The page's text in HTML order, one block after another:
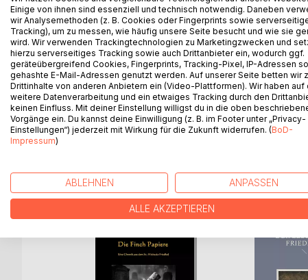
BESCHREIBUNG
Feng Shui ist eine uralte Chinesische Tradition
sanft und gleichmäßig fliesen kann und Ihnen
kleinen Änderungen in Ihrem Umfeld werden Sie
auch für Anfänger leicht verständliche Tipps, wie
AUTOR/IN
WEITERE TITEL BEIBoD
Einige von ihnen sind essenziell und technisch notwendig. Daneben
wir Analysemethoden (z. B. Cookies oder Fingerprints sowie
Tracking), um zu messen, wie häufig unsere Seite besucht und wie sie
wird. Wir verwenden Trackingtechnologien zu Marketingzwecken und
hierzu serverseitiges Tracking sowie auch Drittanbieter ein, wodurch ggf.
geräteübergreifend Cookies, Fingerprints, Tracking-Pixel, IP-Adressen
gehashte E-Mail-Adressen genutzt werden. Auf unserer Seite betten wir
Drittinhalte von anderen Anbietern ein (Video-Plattformen). Wir haben auf
weitere Datenverarbeitung und ein etwaiges Tracking durch den
keinen Einfluss. Mit deiner Einstellung willigst du in die oben
Vorgänge ein. Du kannst deine Einwilligung (z. B. im Footer unter „Privacy-
Einstellungen“) jederzeit mit Wirkung für die Zukunft widerrufen. (BoD-
Impressum)
ABLEHNEN ANPASSEN
ALLE AKZEPTIEREN